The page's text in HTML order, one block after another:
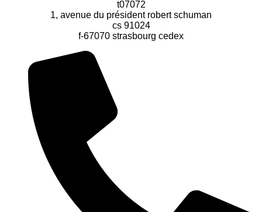
t07072
1, avenue du président robert schuman
cs 91024
f-67070 strasbourg cedex